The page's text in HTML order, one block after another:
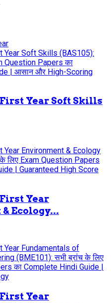
Year Soft Skills
Year
Ecology...
Year